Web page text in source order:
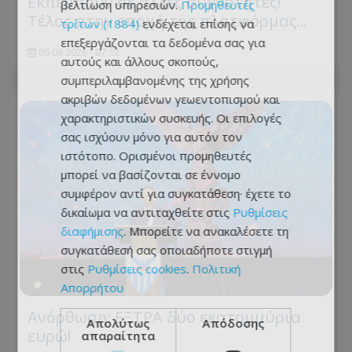
Tέλος στην εποχή της πλατφόρμας...
05.08.2026 - 07:12
Ανόρθωση: ΕΞΤΡΑ δύο εκατομμύρια
βελτίωση υπηρεσιών. Προμηθευτές
τρίτων (1884)ενδέχεται επίσης να
επεξεργάζονται τα δεδομένα σας για
αυτούς και άλλους σκοπούς,
συμπεριλαμβανομένης της χρήσης
ακριβών δεδομένων γεωεντοπισμού και
χαρακτηριστικών συσκευής. Οι επιλογές
σας ισχύουν μόνο για αυτόν τον
ιστότοπο. Ορισμένοι προμηθευτές
μπορεί να βασίζονται σε έννομο
συμφέρον αντί για συγκατάθεση· έχετε το
δικαίωμα να αντιταχθείτε στις Ρυθμίσεις
διαφήμισης. Μπορείτε να ανακαλέσετε τη
συγκατάθεσή σας οποιαδήποτε στιγμή
στις Ρυθμίσεις cookies. Πολιτική
Απορρήτου
Απολύτως
απαραίτητα
Απόδοσης